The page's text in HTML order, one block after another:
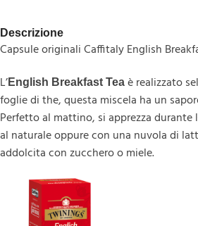
Descrizione
Capsule originali Caffitaly English
L’English Breakfast Tea è realizzato
foglie di the, questa miscela ha un
Perfetto al mattino, si apprezza durante
al naturale oppure con una nuvola di
addolcita con zucchero o miele.